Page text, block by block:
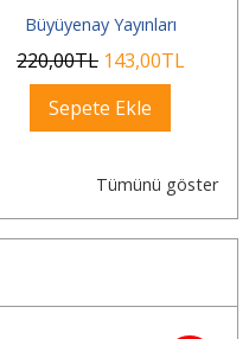
Büyüyenay Yayınları
220,00TL 143,00TL
Sepete Ekle
Tümünü göster